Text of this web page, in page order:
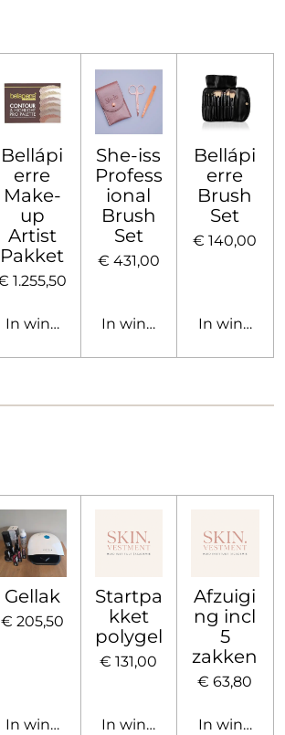
Bellápi
erre
Make-
up
Artist
Pakket
1.255,50
In winkelwagen
She-iss
Profess
ional
Brush
Set
€ 431,00
In winkelwagen
Bellápi
erre
Brush
Set
€ 140,00
In
Gellak
€ 205,50
In winkelwagen
Startpa
kket
polygel
€ 131,00
In winkelwagen
Afzuigi
ng incl
5
zakken
€ 63,80
In